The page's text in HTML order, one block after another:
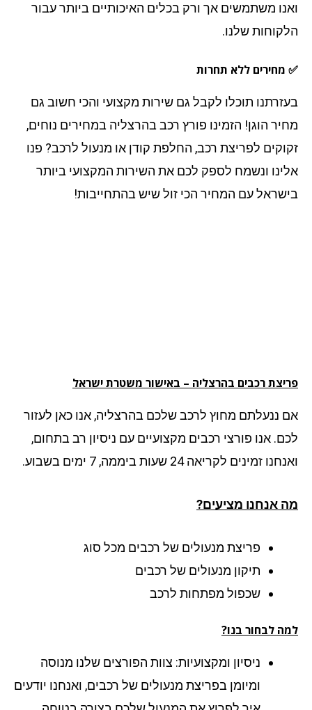
משתמשים אך ורק בכלים האיכותיים ביותר עבור
שלנו.
מחירים ללא תחרות
תוכלו לקבל גם שירות מקצועי והכי חשוב גם
הוגן! הזמינו פורץ רכב בהרצליה במחירים נוחים,
לפריצת רכב, החלפת קודן או מנעול לרכב? פנו
ונשמח לספק לכם את השירות המקצועי ביותר
עם המחיר הכי זול שיש בהתחייבות!
רכבים בהרצליה – באישור משטרת ישראל
ננעלתם מחוץ לרכב שלכם בהרצליה, אנו כאן לעזור
אנו פורצי רכבים מקצועיים עם ניסיון רב בתחום,
זמינים לקריאה 24 שעות ביממה, 7 ימים בשבוע.
אנחנו מציעים?
פריצת מנעולים של רכבים מכל סוג
תיקון מנעולים של רכבים
שכפול מפתחות לרכב
לבחור בנו?
ניסיון ומקצועיות: צוות הפורצים שלנו מנוסה
ומיומן בפריצת מנעולים של רכבים, ואנחנו יודעים